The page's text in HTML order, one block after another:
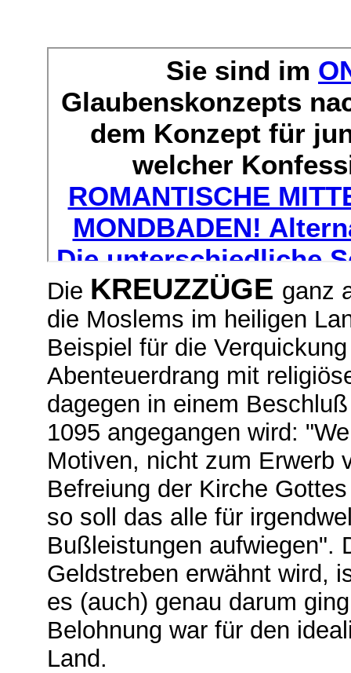
Die KREUZZÜGE ganz
die Moslems im heiligen
Beispiel für die
Abenteuerdrang mit
dagegen in einem
1095 angegangen wird:
Motiven, nicht zum Erwerb
Befreiung der Kirche
so soll das alle für
Bußleistungen aufwiegen".
Geldstreben erwähnt wird,
es (auch) genau darum
Belohnung war für den
Land.